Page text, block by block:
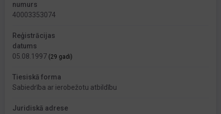
numurs
40003353074
Reģistrācijas
datums
05.08.1997 (29 gadi)
Tiesiskā forma
Sabiedrība ar ierobežotu atbildību
Juridiskā adrese